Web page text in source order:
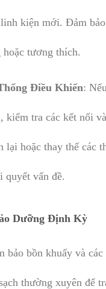
linh kiện mới. Đảm
tương thích.
Điều Khiển:
kiểm tra các kết nối
hoặc thay thế các
quyết vấn đề.
Dưỡng Định Kỳ
bảo bồn khuấy và các
thường xuyên để